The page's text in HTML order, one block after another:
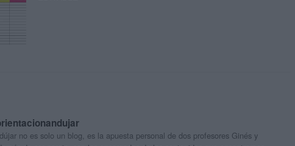
no es solo un blog, es la apuesta personal de dos profesores Ginés y